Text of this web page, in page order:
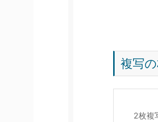
複写
2枚複